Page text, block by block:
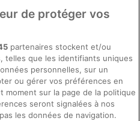
BONUS+ d’ebookers
de contenus
de protéger vos
partenaires stockent et/ou
telles que les identifiants uniques
personnelles, sur un
ou gérer vos préférences en
moment sur la page de la politique
seront signalées à nos
les données de navigation.